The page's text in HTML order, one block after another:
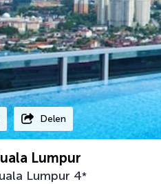
Delen
Lumpur
Lumpur 4*